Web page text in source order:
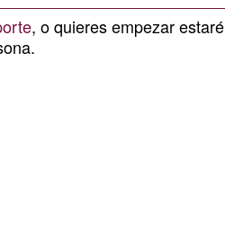
, o quieres empezar estaré